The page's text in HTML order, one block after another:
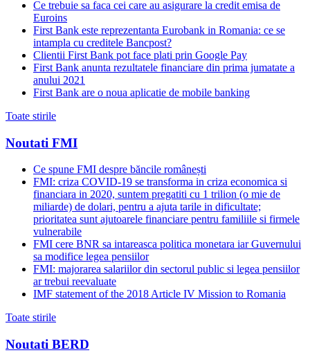
Ce trebuie sa faca cei care au asigurare la credit emisa de
Euroins
First Bank este reprezentanta Eurobank in Romania: ce se
intampla cu creditele Bancpost?
Clientii First Bank pot face plati prin Google Pay
First Bank anunta rezultatele financiare din prima jumatate a
anului 2021
First Bank are o noua aplicatie de mobile banking
Toate stirile
Noutati FMI
Ce spune FMI despre băncile românești
FMI: criza COVID-19 se transforma in criza economica si
financiara in 2020, suntem pregatiti cu 1 trilion (o mie de
miliarde) de dolari, pentru a ajuta tarile in dificultate;
prioritatea sunt ajutoarele financiare pentru familiile si firmele
vulnerabile
FMI cere BNR sa intareasca politica monetara iar Guvernului
sa modifice legea pensiilor
FMI: majorarea salariilor din sectorul public si legea pensiilor
ar trebui reevaluate
IMF statement of the 2018 Article IV Mission to Romania
Toate stirile
Noutati BERD